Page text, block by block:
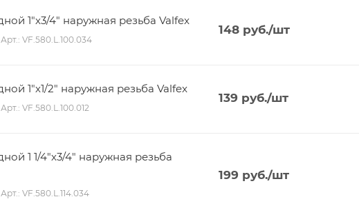
1"х3/4" наружная резьба Valfex
Арт.: VF.580.L.100.034
148 руб./шт
1"х1/2" наружная резьба Valfex
Арт.: VF.580.L.100.012
139 руб./шт
1 1/4"х3/4" наружная резьба
Арт.: VF.580.L.114.034
199 руб./шт